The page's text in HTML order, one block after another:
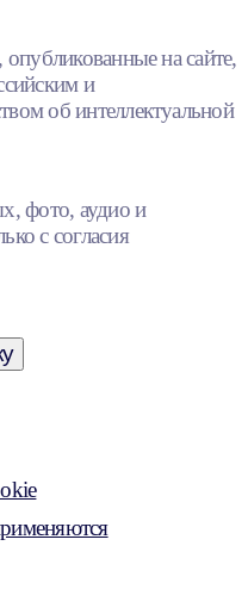
на сайте,
и
об интеллектуальной
фото, аудио и
с согласия